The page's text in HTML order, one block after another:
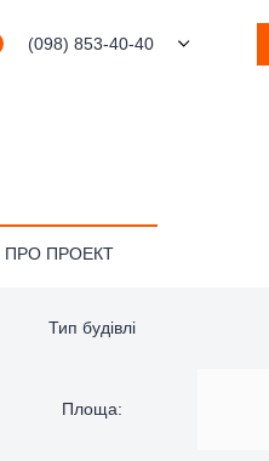
(098) 853-40-40
ПРО ПРОЕКТ
Тип будівлі
Площа: